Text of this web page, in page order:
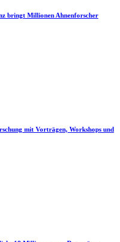
bringt Millionen Ahnenforscher
mit Vorträgen, Workshops und